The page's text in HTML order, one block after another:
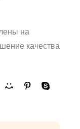
на
качества